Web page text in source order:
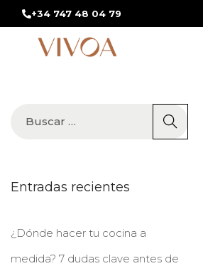
+34 747 48 04 79
Entradas recientes
¿Dónde hacer tu cocina a
medida? 7 dudas clave antes de